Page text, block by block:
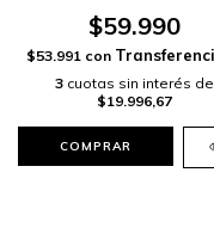
$59.990
$53.991 con
3 cuotas sin interés de
$19.996,67
COMPRAR